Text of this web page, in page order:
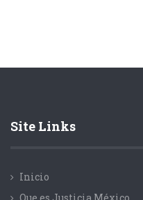
Site Links
Inicio